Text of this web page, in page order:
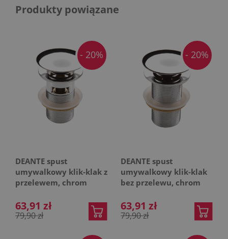
Produkty powiązane
DEANTE spust
umywalkowy klik-klak z
przelewem, chrom
63,91 zł
79,90 zł
- 20%
DEANTE spust
umywalkowy klik-klak
bez przelewu, chrom
63,91 zł
79,90 zł
- 20%